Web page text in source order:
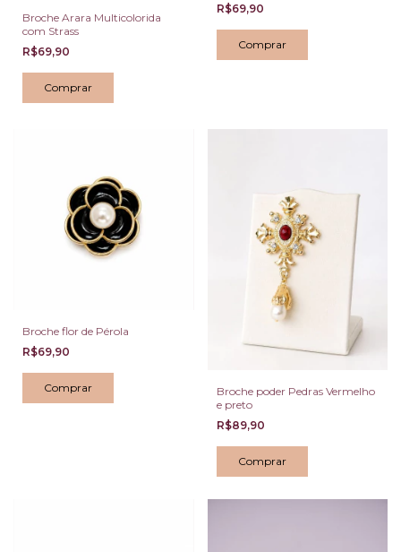
Broche Arara Multicolorida
com Strass
R$69,90
R$69,90
Broche flor de Pérola
R$69,90
Broche poder Pedras Vermelho
e preto
R$89,90
Comprar